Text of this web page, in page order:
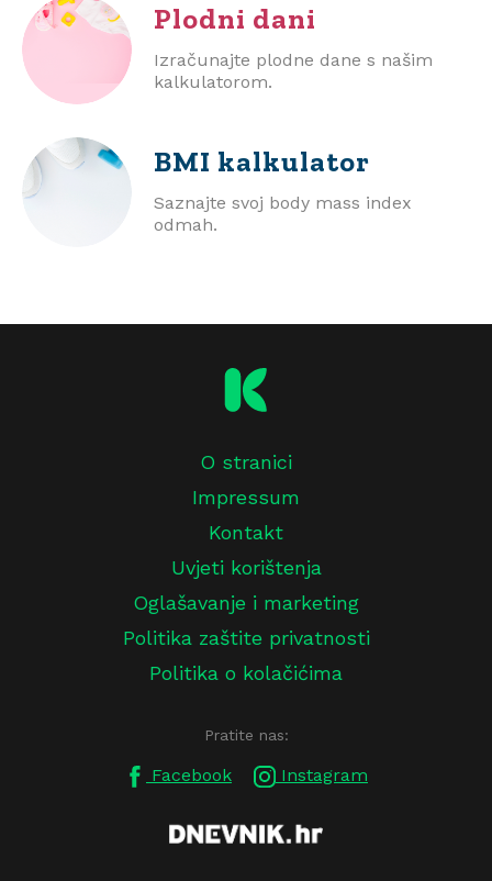
Plodni dani
Izračunajte plodne dane s našim
kalkulatorom.
BMI kalkulator
Saznajte svoj body mass index
odmah.
O stranici
Impressum
Kontakt
Uvjeti korištenja
Oglašavanje i marketing
Politika zaštite privatnosti
Politika o kolačićima
Pratite nas:
Facebook Instagram